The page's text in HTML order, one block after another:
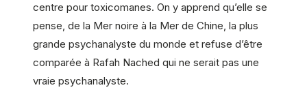
centre pour toxicomanes. On y apprend qu’elle se
pense, de la Mer noire à la Mer de Chine, la plus
grande psychanalyste du monde et refuse d’être
comparée à Rafah Nached qui ne serait pas une
vraie psychanalyste.